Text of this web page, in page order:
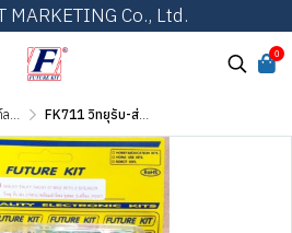
MARKETING Co., Ltd.
0
ส่ง FK711 วิทยุรับ-ส่ง 27 MHz พร้อมลำโพง (ชุดละ 2 เครื่อง)